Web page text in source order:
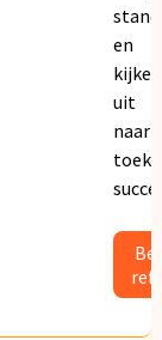
en
kijken
uit
naar